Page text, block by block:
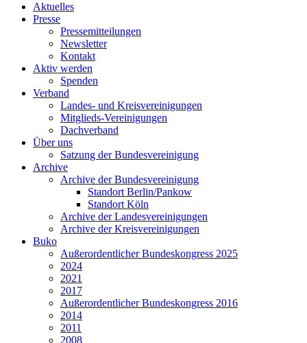
Aktuelles
Presse
Pressemitteilungen
Newsletter
Kontakt
Aktiv werden
Spenden
Verband
Landes- und Kreisvereinigungen
Mitglieds-Vereinigungen
Dachverband
Über uns
Satzung der Bundesvereinigung
Archive
Archive der Bundesvereinigung
Standort Berlin/Pankow
Standort Köln
Archive der Landesvereinigungen
Archive der Kreisvereinigungen
Buko
Außerordentlicher Bundeskongress 2025
2024
2021
2017
Außerordentlicher Bundeskongress 2016
2014
2011
2008